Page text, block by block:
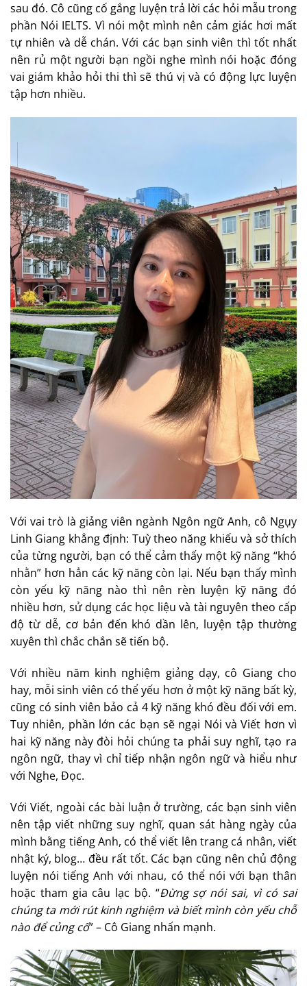
sau đó. Cô cũng cố gắng luyện trả lời các hỏi mẫu trong
phần Nói IELTS. Vì nói một mình nên cảm giác hơi mất
tự nhiên và dễ chán. Với các bạn sinh viên thì tốt nhất
nên rủ một người bạn ngồi nghe mình nói hoặc đóng
vai giám khảo hỏi thi thì sẽ thú vị và có động lực luyện
tập hơn nhiều.
Với vai trò là giảng viên ngành Ngôn ngữ Anh, cô Ngụy
Linh Giang khẳng định: Tuỳ theo năng khiếu và sở thích
của từng người, bạn có thể cảm thấy một kỹ năng “khó
nhằn” hơn hẳn các kỹ năng còn lại. Nếu bạn thấy mình
còn yếu kỹ năng nào thì nên rèn luyện kỹ năng đó
nhiều hơn, sử dụng các học liệu và tài nguyên theo cấp
độ từ dễ, cơ bản đến khó dần lên, luyện tập thường
xuyên thì chắc chắn sẽ tiến bộ.
Với nhiều năm kinh nghiệm giảng dạy, cô Giang cho
hay, mỗi sinh viên có thể yếu hơn ở một kỹ năng bất kỳ,
cũng có sinh viên bảo cả 4 kỹ năng khó đều đối với em.
Tuy nhiên, phần lớn các bạn sẽ ngại Nói và Viết hơn vì
hai kỹ năng này đòi hỏi chúng ta phải suy nghĩ, tạo ra
ngôn ngữ, thay vì chỉ tiếp nhận ngôn ngữ và hiểu như
với Nghe, Đọc.
Với Viết, ngoài các bài luận ở trường, các bạn sinh viên
nên tập viết những suy nghĩ, quan sát hàng ngày của
mình bằng tiếng Anh, có thể viết lên trang cá nhân, viết
nhật ký, blog… đều rất tốt. Các bạn cũng nên chủ động
luyện nói tiếng Anh với nhau, có thể nói với bạn thân
hoặc tham gia câu lạc bộ. “Đừng sợ nói sai, vì có sai
chúng ta mới rút kinh nghiệm và biết mình còn yếu chỗ
nào để củng cố” – Cô Giang nhấn mạnh.